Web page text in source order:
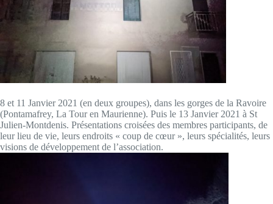
8 et 11 Janvier 2021 (en deux groupes), dans les gorges de la Ravoire
(Pontamafrey, La Tour en Maurienne). Puis le 13 Janvier 2021 à St
Julien-Montdenis. Présentations croisées des membres participants, de
leur lieu de vie, leurs endroits « coup de cœur », leurs spécialités, leurs
visions de développement de l’association.